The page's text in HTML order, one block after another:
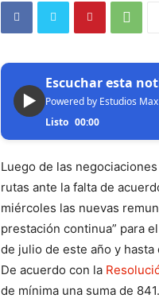
▶
Escuchar esta
Powered by Estudios Max
Listo 00:00
Luego de las
rutas ante la falta de
miércoles las nuevas
prestación continua” para
de julio de este año y hasta
De acuerdo con la
de mínima una suma de